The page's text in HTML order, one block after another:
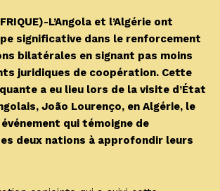
L’Angola et l’Algérie ont
significative dans le renforcement
bilatérales en signant pas moins
juridiques de coopération. Cette
a eu lieu lors de la visite d’État
João Lourenço, en Algérie, le
événement qui témoigne de
deux nations à approfondir leurs